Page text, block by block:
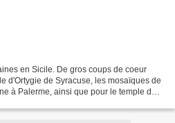
en Sicile. De gros coups de coeur
d'Ortygie de Syracuse, les mosaïques de
à Palerme, ainsi que pour le temple de